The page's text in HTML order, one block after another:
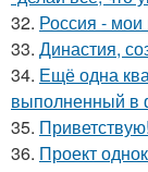
32. Россия -
33. Династия,
34. Ещё одна
выполненный в
35.
36. Проект